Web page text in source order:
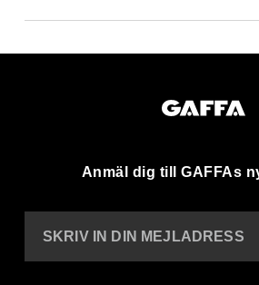
Anmäl dig till GAFFAs
SKRIV IN DIN MEJLADRESS